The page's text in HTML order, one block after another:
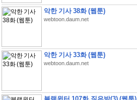
악한 기사 38화 (웹툰)
webtoon.daum.net
악한 기사 33화 (웹툰)
webtoon.daum.net